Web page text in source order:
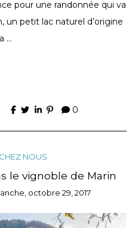
pour une randonnée qui va
un petit lac naturel d’origine
…
0
NOUS
le vignoble de Marin
octobre 29, 2017